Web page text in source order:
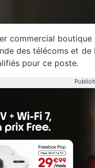
commercial
des télécoms et
pour ce poste.